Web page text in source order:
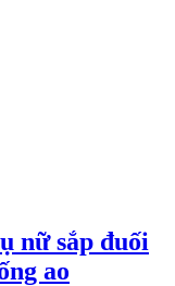
nữ sắp đuối
ao